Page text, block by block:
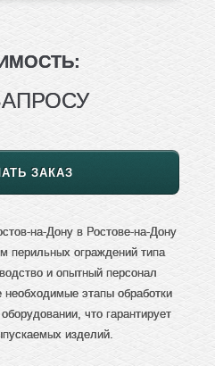
ЗАКАЗ
на-Дону в Ростове-на-Дону
перильных ограждений типа
и опытный персонал
этапы обработки
что гарантирует
изделий.